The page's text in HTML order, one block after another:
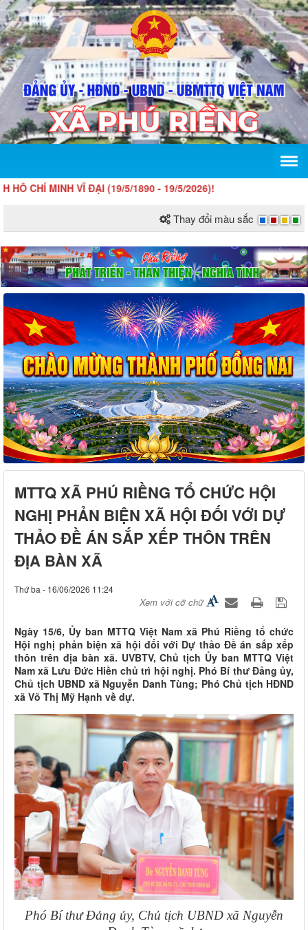
MINH VĨ ĐẠI (19/5/1890 - 19/5/2026)!
Thay đổi màu sắc
MTTQ XÃ PHÚ RIỀNG TỔ CHỨC HỘI
NGHỊ PHẢN BIỆN XÃ HỘI ĐỐI VỚI DỰ
THẢO ĐỀ ÁN SẮP XẾP THÔN TRÊN
ĐỊA BÀN XÃ
Thứ ba - 16/06/2026 11:24
Xem với cỡ chữ
Ngày 15/6, Ủy ban MTTQ Việt Nam xã Phú Riềng tổ chức
Hội nghị phản biện xã hội đối với Dự thảo Đề án sắp xếp
thôn trên địa bàn xã. UVBTV, Chủ tịch Ủy ban MTTQ Việt
Nam xã Lưu Đức Hiền chủ trì hội nghị. Phó Bí thư Đảng ủy,
Chủ tịch UBND xã Nguyễn Danh Tùng; Phó Chủ tịch HĐND
xã Võ Thị Mỹ Hạnh về dự.
Phó Bí thư Đảng ủy, Chủ tịch UBND xã Nguyễn